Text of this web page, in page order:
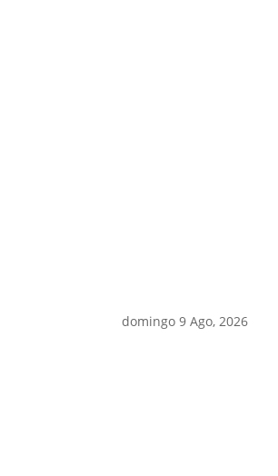
domingo 9 Ago, 2026